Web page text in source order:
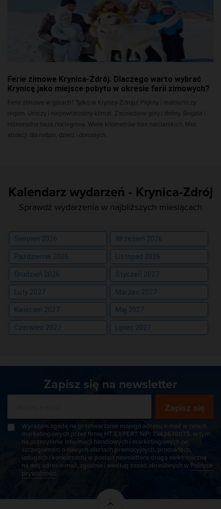
Ferie zimowe Krynica-Zdrój. Dlaczego warto wybrać
Krynicę jako miejsce pobytu w okresie ferii zimowych?
Ferie zimowe w górach? Tylko w Krynicy-Zdroju! Piękny i malowniczy
region. Uroczy i niepowtarzalny klimat. Zaśnieżone góry i doliny. Bogata i
różnorodna baza noclegowa. Wiele kilometrów tras narciarskich. Moc
atrakcji dla rodzin, dzieci i dorosłych.
Kalendarz wydarzeń - Krynica-Zdrój
Sprawdź wydarzenia w najbliższych miesiącach
Sierpień 2026 Wrzesień 2026
Październik 2026 Listopad 2026
Grudzień 2026 Styczeń 2027
Luty 2027 Marzec 2027
Kwiecień 2027 Maj 2027
Czerwiec 2027 Lipiec 2027
Zapisz się na newsletter
Zapisz się
Wyrażam zgodę na przetwarzanie mojego adresu e-mail w celach
marketingowych przez firmę HT EXPERT NIP: 7342676075, w tym
na przesyłanie informacji handlowych i marketingowych (w
szczególności o nowych ofertach promocyjnych, produktach,
usługach i konkursach) w postaci newslettera drogą elektroniczną
na mój adres e-mail, zgodnie i według zasad określonych w Polityce
prywatności.